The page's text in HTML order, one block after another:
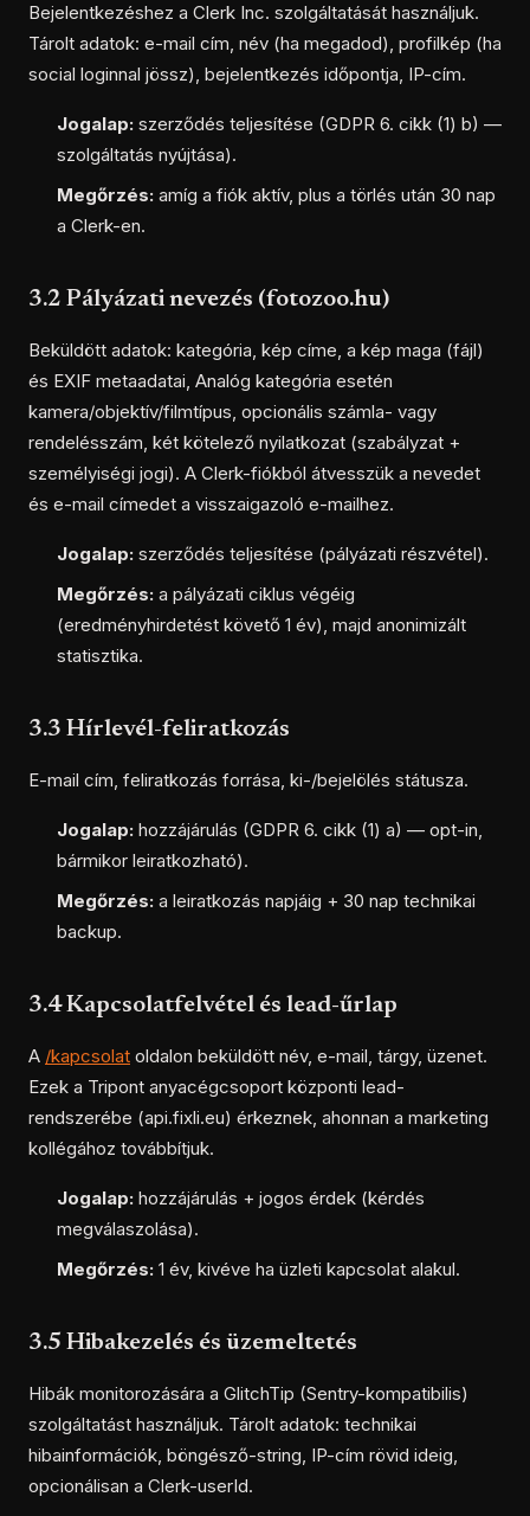
Bejelentkezéshez a Clerk Inc. szolgáltatását használjuk.
Tárolt adatok: e-mail cím, név (ha megadod), profilkép (ha
social loginnal jössz), bejelentkezés időpontja, IP-cím.
Jogalap: szerződés teljesítése (GDPR 6. cikk (1) b) —
szolgáltatás nyújtása).
Megőrzés: amíg a fiók aktív, plus a törlés után 30 nap
a Clerk-en.
3.2 Pályázati nevezés (fotozoo.hu)
Beküldött adatok: kategória, kép címe, a kép maga (fájl)
és EXIF metaadatai, Analóg kategória esetén
kamera/objektív/filmtípus, opcionális számla- vagy
rendelésszám, két kötelező nyilatkozat (szabályzat +
személyiségi jogi). A Clerk-fiókból átvesszük a nevedet
és e-mail címedet a visszaigazoló e-mailhez.
Jogalap: szerződés teljesítése (pályázati részvétel).
Megőrzés: a pályázati ciklus végéig
(eredményhirdetést követő 1 év), majd anonimizált
statisztika.
3.3 Hírlevél-feliratkozás
E-mail cím, feliratkozás forrása, ki-/bejelölés státusza.
Jogalap: hozzájárulás (GDPR 6. cikk (1) a) — opt-in,
bármikor leiratkozható).
Megőrzés: a leiratkozás napjáig + 30 nap technikai
backup.
3.4 Kapcsolatfelvétel és lead-űrlap
A /kapcsolat oldalon beküldött név, e-mail, tárgy, üzenet.
Ezek a Tripont anyacégcsoport központi lead-
rendszerébe (api.fixli.eu) érkeznek, ahonnan a marketing
kollégához továbbítjuk.
Jogalap: hozzájárulás + jogos érdek (kérdés
megválaszolása).
Megőrzés: 1 év, kivéve ha üzleti kapcsolat alakul.
3.5 Hibakezelés és üzemeltetés
Hibák monitorozására a GlitchTip (Sentry-kompatibilis)
szolgáltatást használjuk. Tárolt adatok: technikai
hibainformációk, böngésző-string, IP-cím rövid ideig,
opcionálisan a Clerk-userId.